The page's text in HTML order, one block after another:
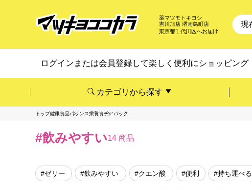
薬マツモトキヨシ
吉川旭店 堺南島町店
東京都千代田区へお届け
ログインまたは会員登録して楽しく便利にショッピング
カテゴリから探す
トップ健康食品バランス栄養食チアパック
#飲みやすい14 商品
#ゼリー #飲みやすい #クエン酸 #便利 #持ち運べる